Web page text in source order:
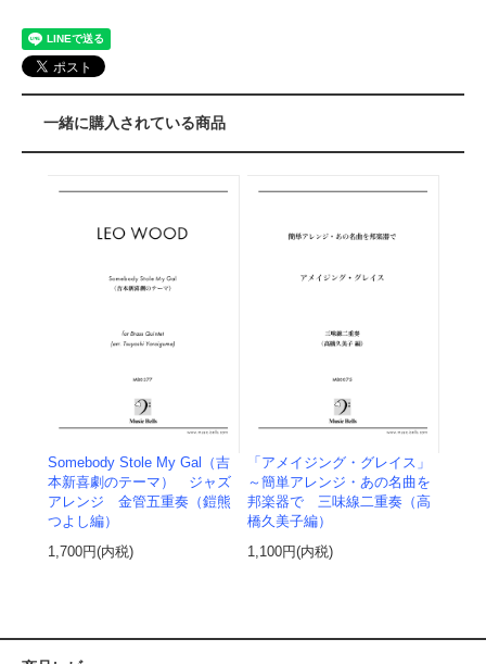
一緒に購入されている商品
Somebody Stole My Gal（吉
本新喜劇のテーマ） ジャズ
アレンジ 金管五重奏（鎧熊
つよし編）
1,700円(内税)
「アメイジング・グレイス」
～簡単アレンジ・あの名曲を
邦楽器で 三味線二重奏（高
橋久美子編）
1,100円(内税)